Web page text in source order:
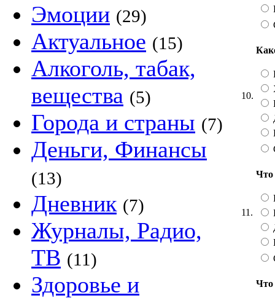
Эмоции (29)
Актуальное (15)
Алкоголь, табак,
вещества (5)
Города и страны (7)
Деньги, Финансы
(13)
Дневник (7)
Журналы, Радио,
ТВ (11)
Здоровье и
10.
11.
Что
Что